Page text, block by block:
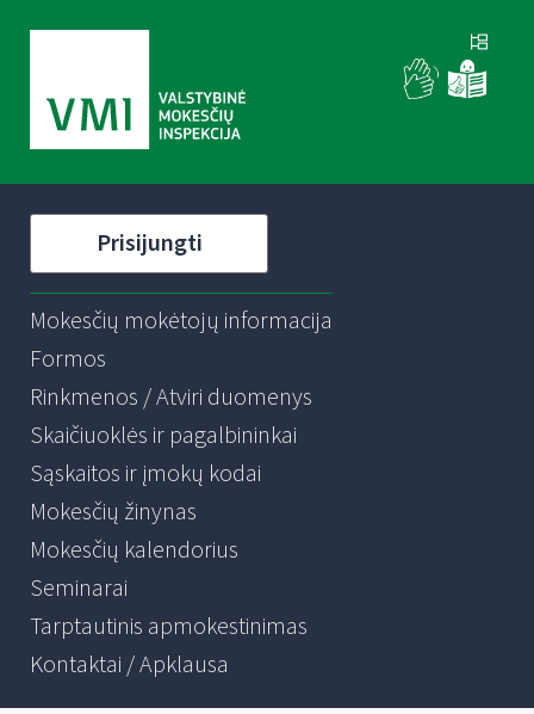
Prisijungti
Mokesčių mokėtojų informacija
Formos
Rinkmenos / Atviri duomenys
Skaičiuoklės ir pagalbininkai
Sąskaitos ir įmokų kodai
Mokesčių žinynas
Mokesčių kalendorius
Seminarai
Tarptautinis apmokestinimas
Kontaktai / Apklausa